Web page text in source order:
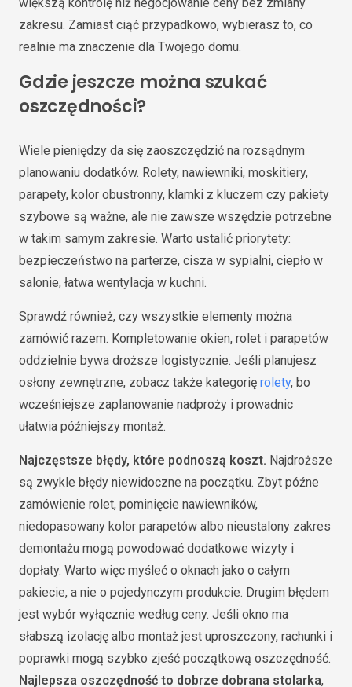
zakresu. Zamiast ciąć przypadkowo, wybierasz to, co
realnie ma znaczenie dla Twojego domu.
Gdzie jeszcze można szukać
oszczędności?
Wiele pieniędzy da się zaoszczędzić na rozsądnym
planowaniu dodatków. Rolety, nawiewniki, moskitiery,
parapety, kolor obustronny, klamki z kluczem czy pakiety
szybowe są ważne, ale nie zawsze wszędzie potrzebne
w takim samym zakresie. Warto ustalić priorytety:
bezpieczeństwo na parterze, cisza w sypialni, ciepło w
salonie, łatwa wentylacja w kuchni.
Sprawdź również, czy wszystkie elementy można
zamówić razem. Kompletowanie okien, rolet i parapetów
oddzielnie bywa droższe logistycznie. Jeśli planujesz
osłony zewnętrzne, zobacz także kategorię rolety, bo
wcześniejsze zaplanowanie nadproży i prowadnic
ułatwia późniejszy montaż.
Najczęstsze błędy, które podnoszą koszt. Najdroższe
są zwykle błędy niewidoczne na początku. Zbyt późne
zamówienie rolet, pominięcie nawiewników,
niedopasowany kolor parapetów albo nieustalony zakres
demontażu mogą powodować dodatkowe wizyty i
dopłaty. Warto więc myśleć o oknach jako o całym
pakiecie, a nie o pojedynczym produkcie. Drugim błędem
jest wybór wyłącznie według ceny. Jeśli okno ma
słabszą izolację albo montaż jest uproszczony, rachunki i
poprawki mogą szybko zjeść początkową oszczędność.
Najlepsza oszczędność to dobrze dobrana stolarka,